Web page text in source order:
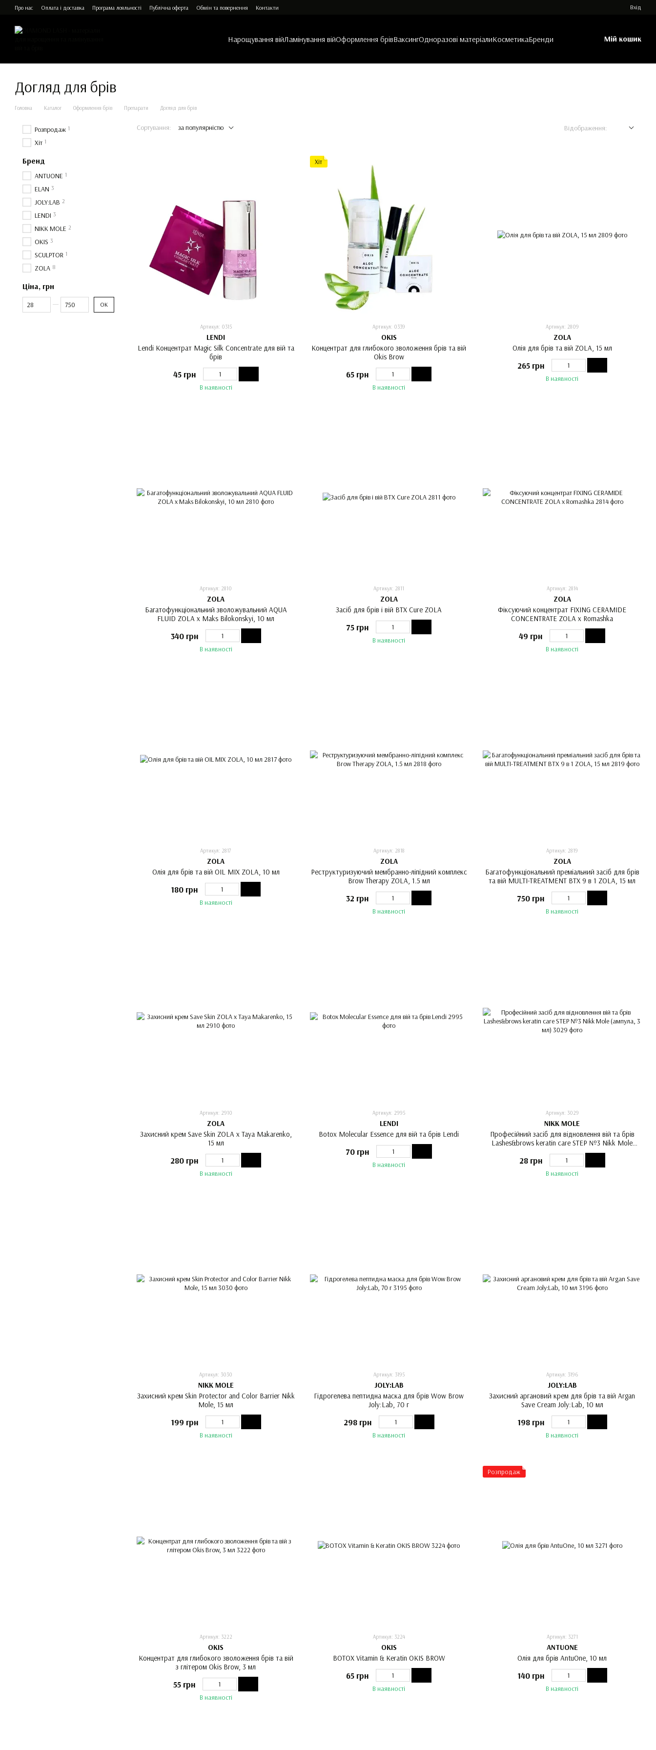
Перейти до основного контенту
Про нас Оплата і доставка Програма лояльності Публічна оферта Обмін та повернення Контакти Вхід
Нарощування війЛамінування війОформлення брівВаксингОдноразові матеріалиКосметикаБренди Мій кошик
Догляд для брів
Головна Каталог Оформлення брів Препарати Догляд для брів
Сортування: за популярністю Відображення:
Артикул: 0315
LENDI
Lendi Концентрат Magic Silk Concentrate для вій та
брів
45 грн
В наявності
Хіт
Артикул: 0339
OKIS
Концентрат для глибокого зволоження брів та вій
Okis Brow
65 грн
В наявності
Артикул: 2809
ZOLA
Олія для брів та вій ZOLA, 15 мл
265 грн
В наявності
Артикул: 2810
ZOLA
Багатофункціональний зволожувальний AQUA
FLUID ZOLA x Maks Bilokonskyi, 10 мл
340 грн
В наявності
Артикул: 2811
ZOLA
Засіб для брів і вій BTX Cure ZOLA
75 грн
В наявності
Артикул: 2814
ZOLA
Фіксуючий концентрат FIXING CERAMIDE
CONCENTRATE ZOLA x Romashka
49 грн
В наявності
Артикул: 2817
ZOLA
Олія для брів та вій OIL MIX ZOLA, 10 мл
180 грн
В наявності
Артикул: 2818
ZOLA
Реструктуризуючий мембранно-ліпідний комплекс
Brow Therapy ZOLA, 1.5 мл
32 грн
В наявності
Артикул: 2819
ZOLA
Багатофункціональний преміальний засіб для брів
та вій MULTI-TREATMENT BTX 9 в 1 ZOLA, 15 мл
750 грн
В наявності
Артикул: 2910
ZOLA
Захисний крем Save Skin ZOLA x Taya Makarenko,
15 мл
280 грн
В наявності
Артикул: 2995
LENDI
Botox Molecular Essence для вій та брів Lendi
70 грн
В наявності
Артикул: 3029
NIKK MOLE
Професійний засіб для відновлення вій та брів
Lashes&brows keratin care STEP №3 Nikk Mole
28 грн
В наявності
Артикул: 3030
NIKK MOLE
Захисний крем Skin Protector and Color Barrier Nikk
Mole, 15 мл
199 грн
В наявності
Артикул: 3195
JOLY:LAB
Гідрогелева пептидна маска для брів Wow Brow
Joly:Lab, 70 г
298 грн
В наявності
Артикул: 3196
JOLY:LAB
Захисний аргановий крем для брів та вій Argan
Save Cream Joly:Lab, 10 мл
198 грн
В наявності
Артикул: 3222
OKIS
Концентрат для глибокого зволоження брів та вій
з глітером Okis Brow, 3 мл
55 грн
В наявності
Артикул: 3224
OKIS
BOTOX Vitamin & Keratin OKIS BROW
65 грн
В наявності
Розпродаж
Артикул: 3271
ANTUONE
Олія для брів AntuOne, 10 мл
140 грн
В наявності
Розпродаж 1
Хіт 1
Бренд
ANTUONE 1
ELAN 3
JOLY:LAB 2
LENDI 3
NIKK MOLE 2
OKIS 3
SCULPTOR 1
ZOLA 8
Ціна, грн
Від Ціна, грн
До Ціна, грн ОК